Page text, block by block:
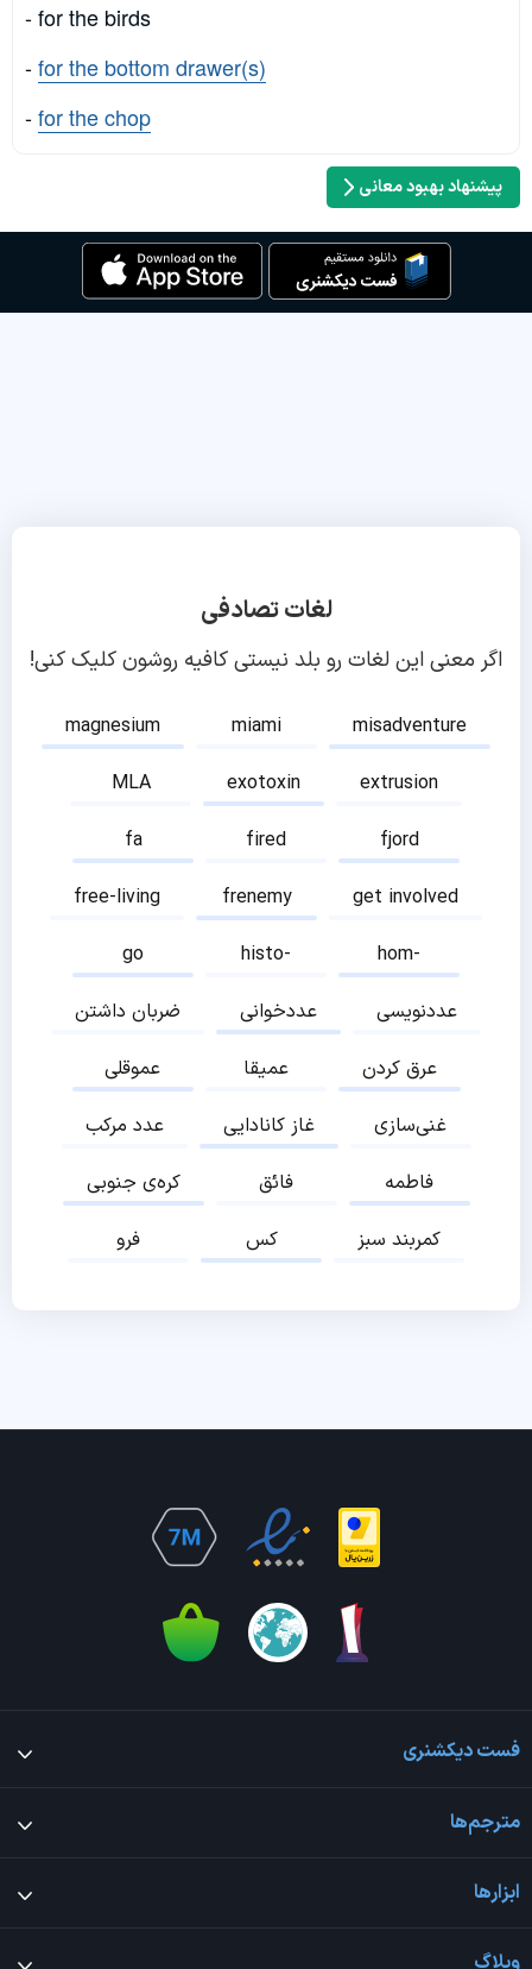
- for the birds
-for the bottom drawer(s)
-for the chop
پیشنهاد بهبود معانی
لغات تصادفی
اگر معنی این لغات رو بلد نیستی کافیه روشون کلیک کنی!
magnesium miami
misadventure
MLA
exotoxin
extrusion
fa
fired
fjord
free-living
frenemy
get involved
go
histo-
hom-
ضربان داشتن
عددخوانی
عددنویسی
عموقلی
عمیقا
عرق کردن
عدد مرکب
غاز کانادایی
غنی‌سازی
کره‌ی جنوبی
فائق
فاطمه
فرو
کس کمربند سبز
فست دیکشنری
مترجم‌ها
ابزارها
وبلاگ